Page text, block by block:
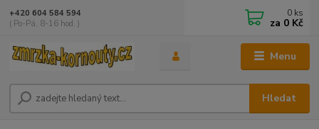
Menu
Hledat
+420 604 584 594
( Po-Pá, 8-16 hod. )
0 ks
za 0 Kč